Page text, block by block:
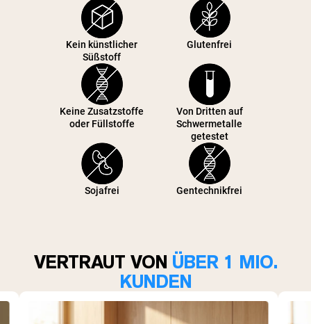
Kein künstlicher
Süßstoff
Glutenfrei
Keine Zusatzstoffe
oder Füllstoffe
Von Dritten auf
Schwermetalle
getestet
Sojafrei Gentechnikfrei
VERTRAUT VON ÜBER 1 MIO.
KUNDEN